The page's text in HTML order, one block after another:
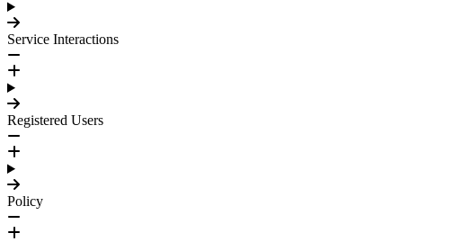
Service Interactions
Registered Users
Policy